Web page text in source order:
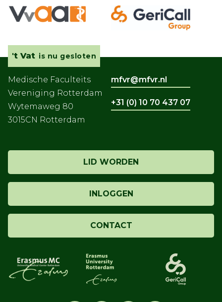
't Vat is nu gesloten
Medische Faculteits
Vereniging Rotterdam
Wytemaweg 80
3015CN Rotterdam
LID WORDEN
INLOGGEN
CONTACT
mfvr@mfvr.nl
+31 (0) 10 70 437 07